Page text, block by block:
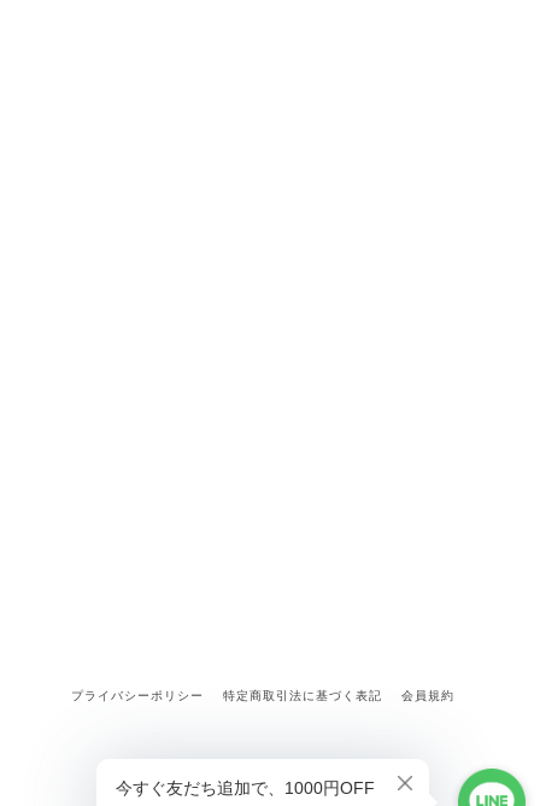
プライバシーポリシー 特定商取引法に基づく表記 会員規約